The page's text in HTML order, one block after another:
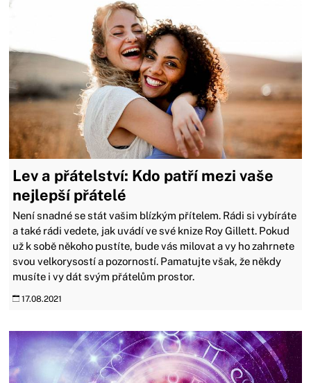
Lev a přátelství: Kdo patří mezi vaše
nejlepší přátelé
Není snadné se stát vašim blízkým přítelem. Rádi si vybíráte
a také rádi vedete, jak uvádí ve své knize Roy Gillett. Pokud
už k sobě někoho pustíte, bude vás milovat a vy ho zahrnete
svou velkorysostí a pozorností. Pamatujte však, že někdy
musíte i vy dát svým přátelům prostor.
17.08.2021